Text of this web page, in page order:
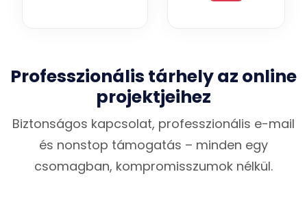
Professzionális tárhely az online
projektjeihez
Biztonságos kapcsolat, professzionális e-mail
és nonstop támogatás – minden egy
csomagban, kompromisszumok nélkül.